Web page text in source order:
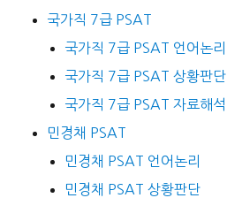
국가직 7급 PSAT
국가직 7급 PSAT 언어논리
국가직 7급 PSAT 상황판단
국가직 7급 PSAT 자료해석
민경채 PSAT
민경채 PSAT 언어논리
민경채 PSAT 상황판단